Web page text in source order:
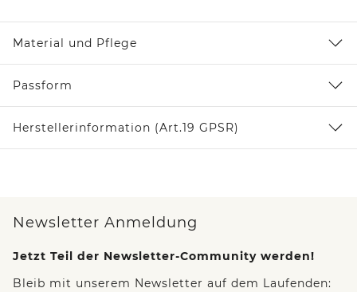
Material und Pflege
Passform
Herstellerinformation (Art.19 GPSR)
Newsletter Anmeldung
Jetzt Teil der Newsletter-Community werden!
Bleib mit unserem Newsletter auf dem Laufenden: